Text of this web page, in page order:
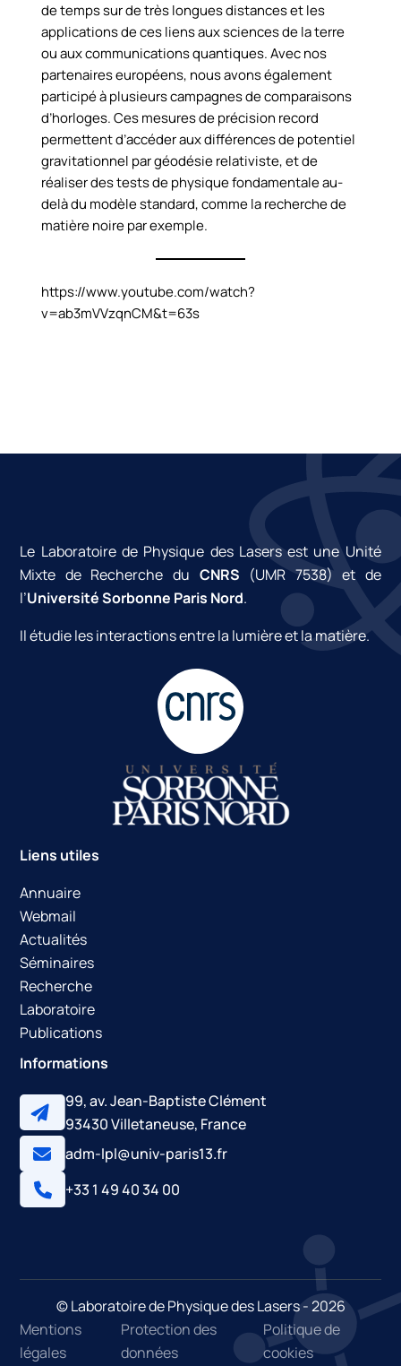
de temps sur de très longues distances et les
applications de ces liens aux sciences de la terre
ou aux communications quantiques. Avec nos
partenaires européens, nous avons également
participé à plusieurs campagnes de comparaisons
d’horloges. Ces mesures de précision record
permettent d’accéder aux différences de potentiel
gravitationnel par géodésie relativiste, et de
réaliser des tests de physique fondamentale au-
delà du modèle standard, comme la recherche de
matière noire par exemple.
https://www.youtube.com/watch?
v=ab3mVVzqnCM&t=63s
Le Laboratoire de Physique des Lasers est une Unité
Mixte de Recherche du CNRS (UMR 7538) et de
l’Université Sorbonne Paris Nord.
Il étudie les interactions entre la lumière et la matière.
Liens utiles
Annuaire
Webmail
Actualités
Séminaires
Recherche
Laboratoire
Publications
Informations
99, av. Jean-Baptiste Clément
93430 Villetaneuse, France
adm-lpl@univ-paris13.fr
+33 1 49 40 34 00
© Laboratoire de Physique des Lasers - 2026
Mentions
légales
Protection des
données
Politique de
cookies